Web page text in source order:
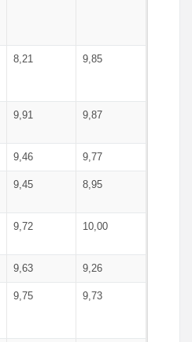
8,21 9,85
9,91 9,87
9,46 9,77
9,45 8,95
9,72 10,00
9,63 9,26
9,75 9,73